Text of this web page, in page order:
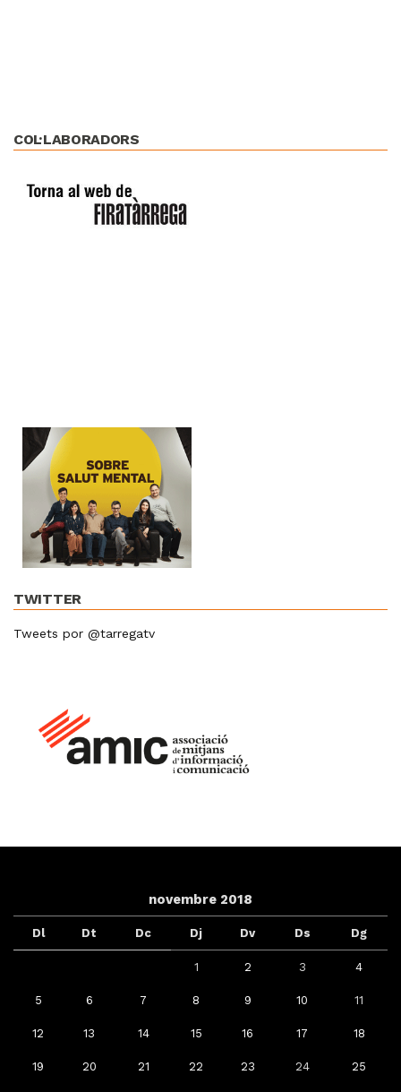
COL·LABORADORS
TWITTER
Tweets por @tarregatv
novembre 2018
Dl Dt Dc Dj Dv Ds Dg
1 2 3 4
5 6 7 8 9 10 11
12 13 14 15 16 17 18
19 20 21 22 23 24 25